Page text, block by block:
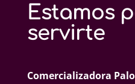
Estamos
servirte
Comercializadora